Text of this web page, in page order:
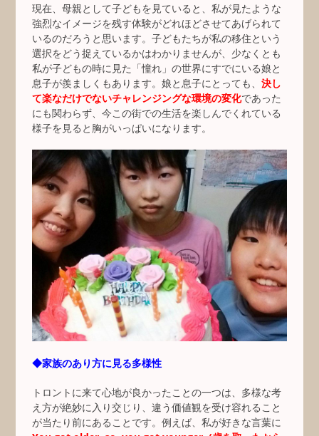
現在、母親として子どもを見ていると、私が見たような
強烈なイメージを残す体験がどれほどさせてあげられて
いるのだろうと思います。子どもたちが私の移住という
選択をどう捉えているかはわかりませんが、少なくとも
私が子どもの時に見た「憧れ」の世界にすでにいる娘と
息子が羨ましくもあります。娘と息子にとっても、 決し
て楽なだけでないチャレンジングな環境の変化であった
にも関わらず、今この街での生活を楽しんでくれている
様子を見ると胸がいっぱいになります。
◆家族のあり方に見る多様性
トロントに来て心地が良かったことの一つは、多様な考
え方が絶妙に入り交じり、違う価値観を受け容れること
が当たり前にあることです。例えば、私が好きな言葉に